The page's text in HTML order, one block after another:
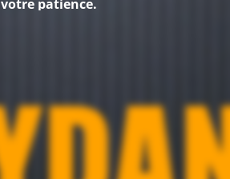
votre patience.